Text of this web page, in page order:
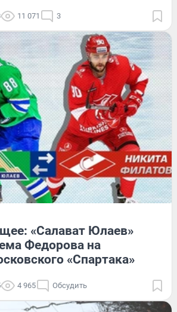
11 071 3
«Салават Юлаев»
Федорова на
«Спартака»
4 965 Обсудить